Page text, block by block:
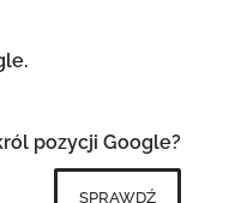
pozycji Google?
sprawdź